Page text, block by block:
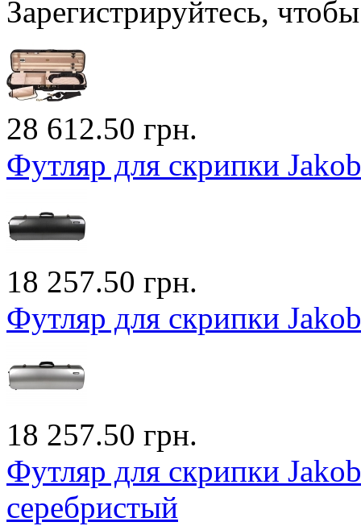
Зарегистрируйтесь,
28 612.50 грн.
Футляр для скрипки
18 257.50 грн.
Футляр для скрипки
18 257.50 грн.
Футляр для скрипки
серебристый